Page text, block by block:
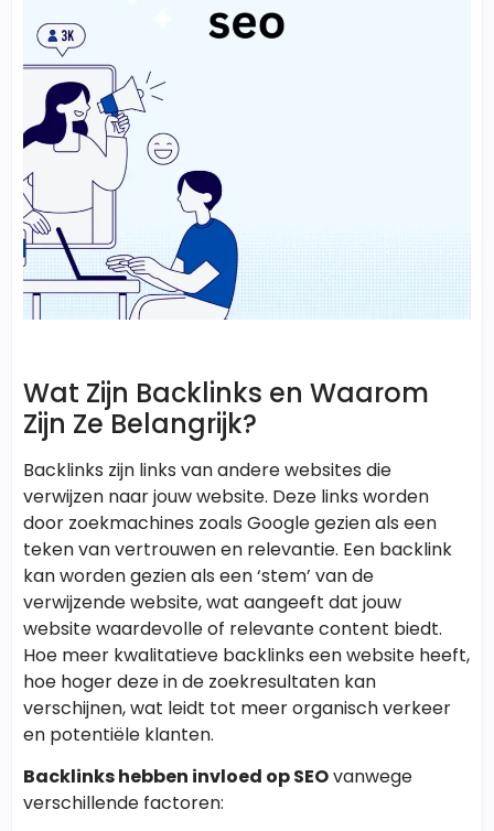
Wat Zijn Backlinks en Waarom
Zijn Ze Belangrijk?
Backlinks zijn links van andere websites die
verwijzen naar jouw website. Deze links worden
door zoekmachines zoals Google gezien als een
teken van vertrouwen en relevantie. Een backlink
kan worden gezien als een ‘stem’ van de
verwijzende website, wat aangeeft dat jouw
website waardevolle of relevante content biedt.
Hoe meer kwalitatieve backlinks een website heeft,
hoe hoger deze in de zoekresultaten kan
verschijnen, wat leidt tot meer organisch verkeer
en potentiële klanten.
Backlinks hebben invloed op SEOvanwege
verschillende factoren: